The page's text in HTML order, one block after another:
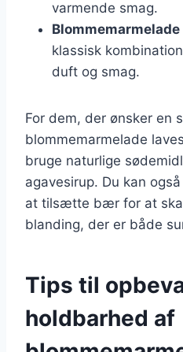
varmende smag.
klassisk
duft og smag.
For dem, der ønsker en
blommemarmelade
bruge naturlige
agavesirup. Du kan
at tilsætte bær for at
blanding, der er både
Tips til
holdbarhed af